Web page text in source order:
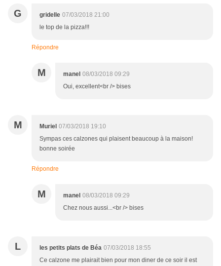
G gridelle 07/03/2018 21:00
le top de la pizza!!!
Répondre
M manel 08/03/2018 09:29
Oui, excellent<br /> bises
M Muriel 07/03/2018 19:10
Sympas ces calzones qui plaisent beaucoup à la maison!
bonne soirée
Répondre
M manel 08/03/2018 09:29
Chez nous aussi...<br /> bises
L les petits plats de Béa 07/03/2018 18:55
Ce calzone me plairait bien pour mon diner de ce soir il est